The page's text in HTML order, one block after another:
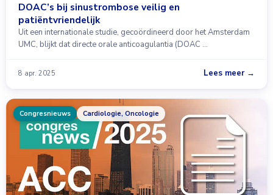
DOAC’s bij sinustrombose veilig en
patiëntvriendelijk
Uit een internationale studie, gecoördineerd door het Amsterdam
UMC, blijkt dat directe orale anticoagulantia (DOAC …
8 apr. 2025 Lees meer →
Congresnieuws Cardiologie, Oncologie